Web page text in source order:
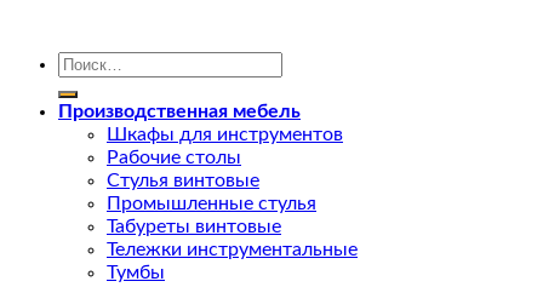
Искать:
Производственная мебель
Шкафы для инструментов
Рабочие столы
Стулья винтовые
Промышленные стулья
Табуреты винтовые
Тележки инструментальные
Тумбы